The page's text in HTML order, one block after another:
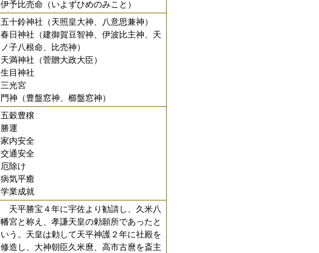
伊予比売命（いよずひめのみこと）
五十鈴神社（天照皇大神、八意思兼神）
春日神社（建御賀豆智神、伊波比主神、天
ノ子八根命、比売神）
天満神社（菅贈大政大臣）
生目神社
三光宮
門神（豊盤窓神、櫛盤窓神）
五穀豊穣
勝運
家内安全
交通安全
厄除け
病気平癒
学業成就
天平勝宝４年に宇佐より勧請し、久米八
幡宮と称え、孝謙天皇の勅願所であったと
いう。天皇は勅して天平神護２年に社殿を
修造し、大神朝臣久米麿、高市古麿を斎主